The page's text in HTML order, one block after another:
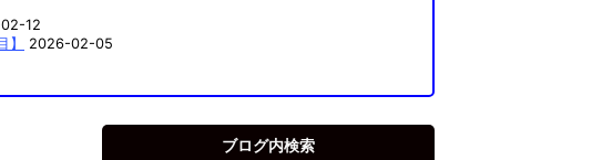
12
2026-02-05
ブログ内検索